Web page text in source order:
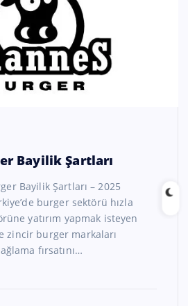
Bayilik Şartları
Bayilik Şartları – 2025
burger sektörü hızla
yatırım yapmak isteyen
zincir burger markaları
fırsatını…